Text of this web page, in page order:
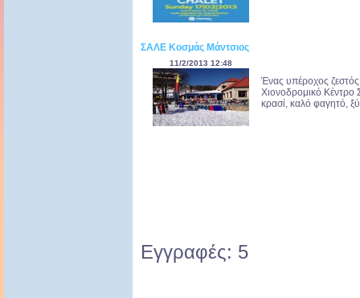
ΣΑΛΕ Κοσμάς Μάντσιος
11/2/2013 12:48
Ένας υπέροχος
Χιονοδρομικό
κρασί, καλό φαγητό,
Εγγραφές: 5